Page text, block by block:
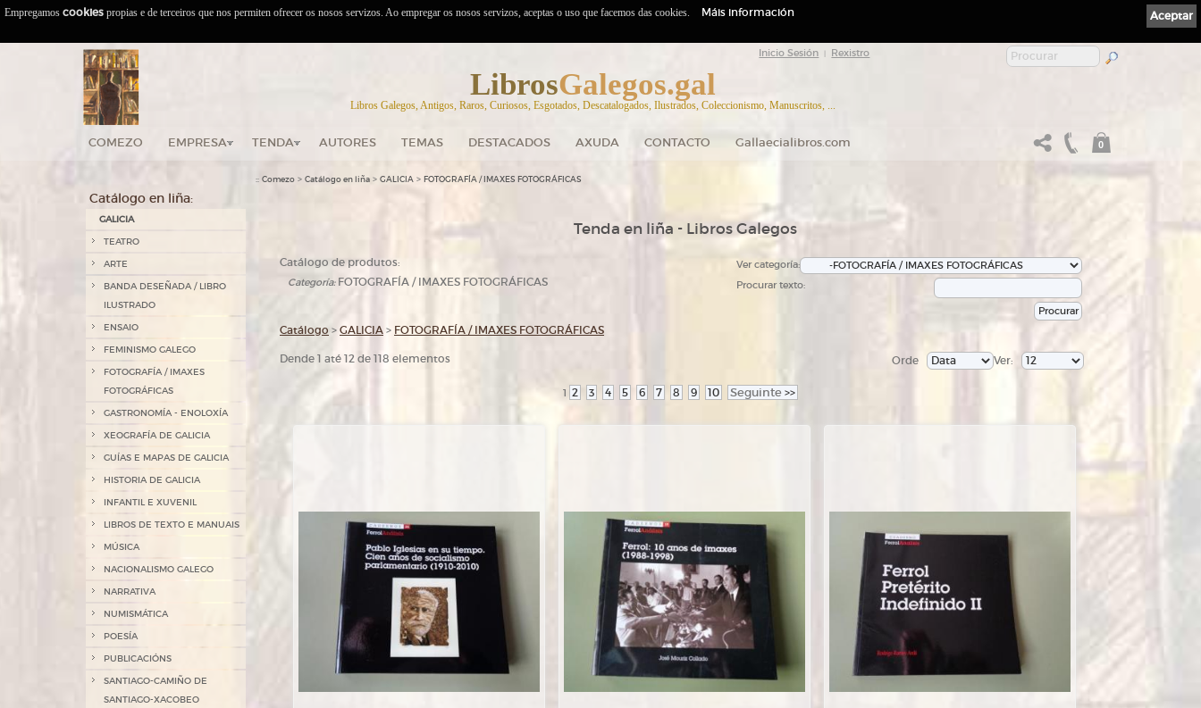
Inicio Sesión Rexistro
LibrosGalegos.gal
Libros Galegos, Antigos, Raros, Curiosos, Esgotados, Descatalogados, Ilustrados, Coleccionismo, Manuscritos, ...
COMEZO EMPRESA TENDA AUTORES TEMAS DESTACADOS AXUDA CONTACTO Gallaecialibros.com 0
Catálogo en liña:
GALICIA
TEATRO
ARTE
BANDA DESEÑADA / LIBRO
ILUSTRADO
ENSAIO
FEMINISMO GALEGO
FOTOGRAFÍA / IMAXES
FOTOGRÁFICAS
GASTRONOMÍA - ENOLOXÍA
XEOGRAFÍA DE GALICIA
GUÍAS E MAPAS DE GALICIA
HISTORIA DE GALICIA
INFANTIL E XUVENIL
LIBROS DE TEXTO E MANUAIS
MÚSICA
NACIONALISMO GALEGO
NARRATIVA
NUMISMÁTICA
POESÍA
PUBLICACIÓNS
SANTIAGO-CAMIÑO DE
SANTIAGO-XACOBEO
:: Comezo > Catálogo en liña > GALICIA > FOTOGRAFÍA / IMAXES FOTOGRÁFICAS
Tenda en liña - Libros Galegos
Catálogo de produtos:
Categoría:FOTOGRAFÍA / IMAXES FOTOGRÁFICAS
Ver categoría:
Procurar texto:
Catálogo > GALICIA > FOTOGRAFÍA / IMAXES FOTOGRÁFICAS
Dende 1 até 12 de 118 elementos Ver:
Orde
1 2 3 4 5 6 7 8 9 10 Seguinte >>
Aceptar
Empregamos cookies propias e de terceiros que nos permiten ofrecer os nosos servizos. Ao empregar os nosos servizos, aceptas o uso que facemos das cookies. Máis información